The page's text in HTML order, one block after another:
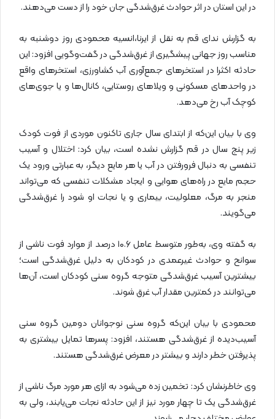
در این استان در اثر حوادث غرق‌شدگی جان خود را از دست می‌دهند.
به گزارش ندای قم به نقل از ایرنا،انسیه محمودی روز دوشنبه به
مناسب روز جهانی پیشگیری از غرق‌شدگی در گفت‌وگویی افزود: این
حادثه اکثرا در استخرهای جمع‌آوری آب کشاورزی، استخرهای واقع
در واحدهای مسکونی و ویلاهای روستایی، کانال‌ها و یا جوی‌های
کوچک آب رخ می‌دهد.
وی با بیان این‌که از ابتدای سال جاری تاکنون موردی از فوت کودک
زیر پنج سال در قم گزارش نشده است، بیان کرد: اختلال و آسیب
تنفسی به دنبال فرورفتن در آب یا هر مایع دیگر، به عبارتی ورود یک
حجم مایع در راه‌های هوایی و ایجاد مشکلات تنفسی که می‌تواند
منجر به مرگ، معلولیت‌، بیماری و یا نجات او شود را غرق‌شدگی
می‌گویند.
به گفته وی، به‌طور متوسط عامل ۱۰.۶ درصد از موارد فوت ناشی از
سوانح و حوادث غیرعمدی در کودکان به دلیل غرق‌شدگی است؛
بیشترین آسیب غرق‌شدگی متوجه گروه سنی کودکان است،‌ آن‌ها
می‌توانند در کمترین مقدار آب غرق شوند.
محمودی با بیان این‌که گروه سنی نوجوانان دومین گروه سنی
آسیب‌دیده از غرق‌شدگی هستند، افزود: پسرها تمایل بیشتری به
پذیرفتن خطر دارند و بیشتر در معرض غرق‌شدگی هستند.
وی خاطرنشان کرد: تخمین زده می‌شود به ازای هر مورد مرگ ناشی از
غرق‌شدگی یک تا چهار مورد نیز از این حادثه نجات می‌یابند، ولی به